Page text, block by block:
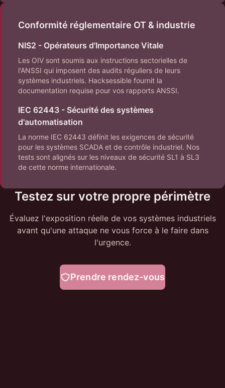
Conformité réglementaire OT & industrie
NIS2 - Opérateurs d'Importance Vitale
Les OIV sont soumis aux instructions sectorielles de
l'ANSSI qui imposent des audits réguliers de leurs
systèmes industriels. Hacksessible fournit la
documentation requise pour vos rapports ANSSI.
IEC 62443 - Sécurité des systèmes
d'automatisation
La norme IEC 62443 définit les exigences de sécurité
pour les systèmes SCADA et de contrôle industriel. Nos
tests sont alignés sur les niveaux de sécurité SL1 à SL3
de cette norme internationale.
Testez sur votre propre périmètre
Évaluez l'exposition réelle de vos systèmes industriels
avant qu'une attaque ne vous force à le faire dans
l'urgence.
Prendre rendez-vous